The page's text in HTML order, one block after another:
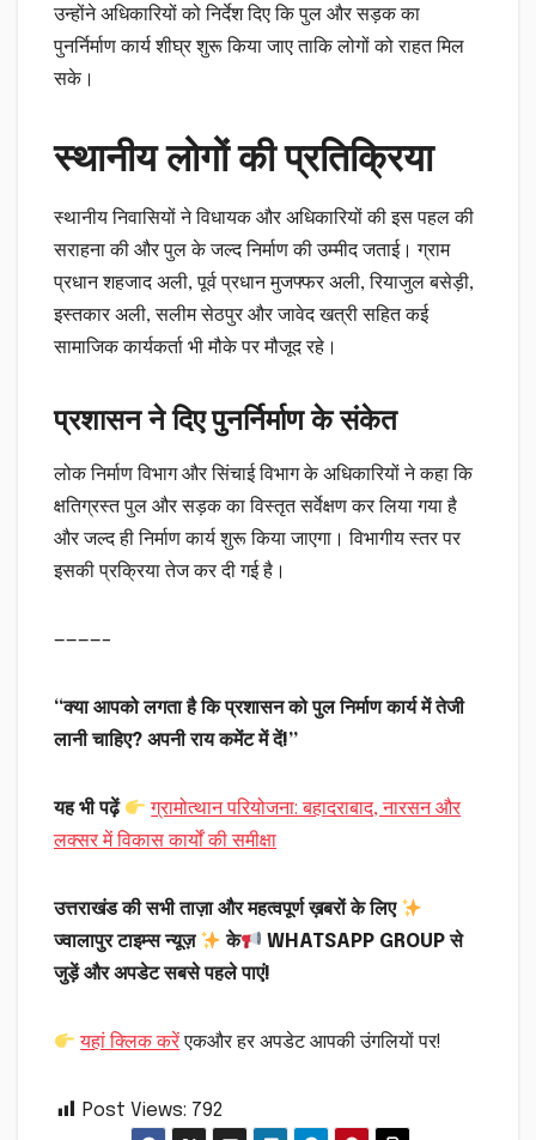
उन्होंने अधिकारियों को निर्देश दिए कि पुल और सड़क का
पुनर्निर्माण कार्य शीघ्र शुरू किया जाए ताकि लोगों को राहत मिल
सके।
स्थानीय लोगों की प्रतिक्रिया
स्थानीय निवासियों ने विधायक और अधिकारियों की इस पहल की
सराहना की और पुल के जल्द निर्माण की उम्मीद जताई। ग्राम
प्रधान शहजाद अली, पूर्व प्रधान मुजफ्फर अली, रियाजुल बसेड़ी,
इस्तकार अली, सलीम सेठपुर और जावेद खत्री सहित कई
सामाजिक कार्यकर्ता भी मौके पर मौजूद रहे।
प्रशासन ने दिए पुनर्निर्माण के संकेत
लोक निर्माण विभाग और सिंचाई विभाग के अधिकारियों ने कहा कि
क्षतिग्रस्त पुल और सड़क का विस्तृत सर्वेक्षण कर लिया गया है
और जल्द ही निर्माण कार्य शुरू किया जाएगा। विभागीय स्तर पर
इसकी प्रक्रिया तेज कर दी गई है।
————–
“क्या आपको लगता है कि प्रशासन को पुल निर्माण कार्य में तेजी
लानी चाहिए? अपनी राय कमेंट में दें!”
यह भी पढ़ें
ग्रामोत्थान परियोजना: बहादराबाद, नारसन और
लक्सर में विकास कार्यों की समीक्षा
उत्तराखंड की सभी ताज़ा और महत्वपूर्ण ख़बरों के लिए
ज्वालापुर टाइम्स न्यूज़
के
WHATSAPP GROUP से
जुड़ें और अपडेट सबसे पहले पाएं!
यहां क्लिक करेंएकऔर हर अपडेट आपकी उंगलियों पर!
Post Views: 792